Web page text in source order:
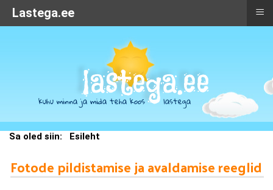
Sa oled siin: Esileht
Fotode pildistamise ja avaldamise reeglid
Lastega.ee ≡